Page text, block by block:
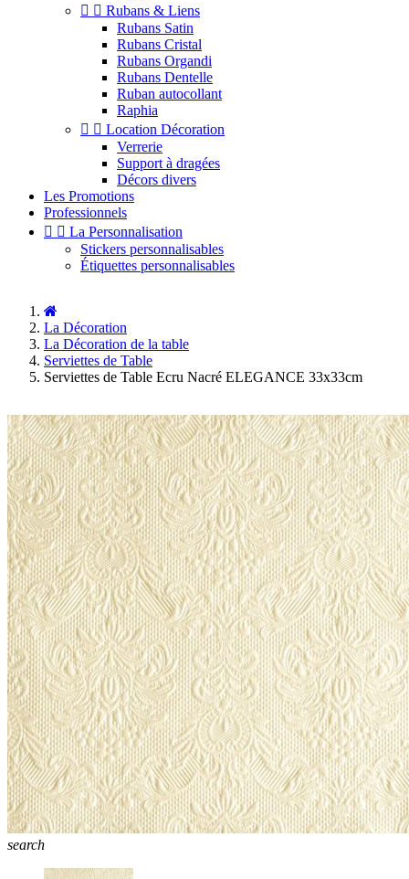
  Rubans & Liens
Rubans Satin
Rubans Cristal
Rubans Organdi
Rubans Dentelle
Ruban autocollant
Raphia
  Location Décoration
Verrerie
Support à dragées
Décors divers
Les Promotions
Professionnels
  La Personnalisation
Stickers personnalisables
Étiquettes personnalisables
La Décoration
La Décoration de la table
Serviettes de Table
Serviettes de Table Ecru Nacré ELEGANCE 33x33cm
search